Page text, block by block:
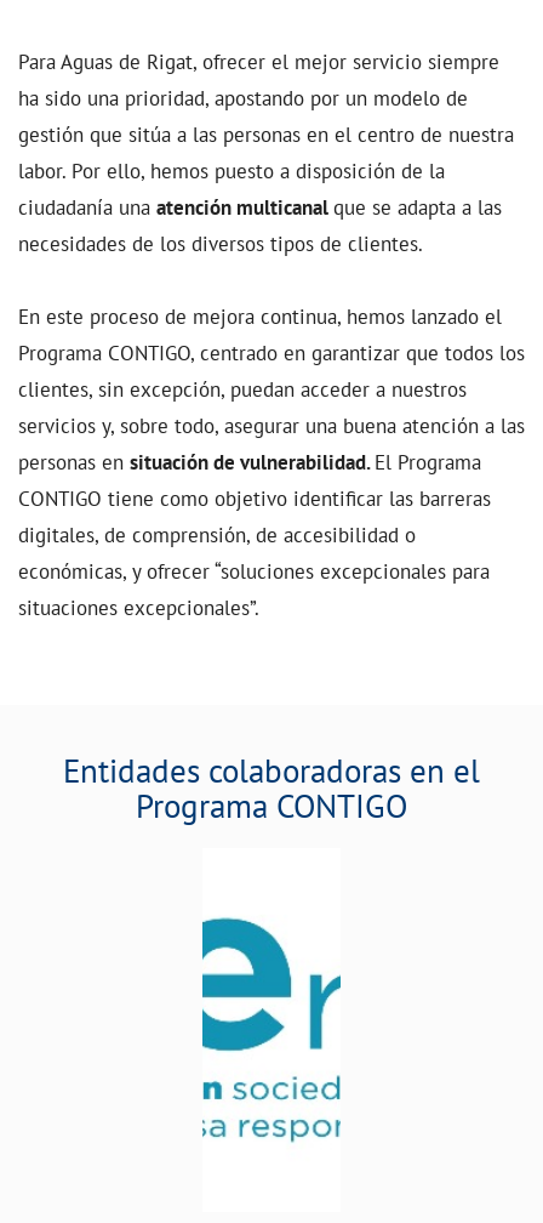
Para Aguas de Rigat, ofrecer el mejor servicio siempre
ha sido una prioridad, apostando por un modelo de
gestión que sitúa a las personas en el centro de nuestra
labor. Por ello, hemos puesto a disposición de la
ciudadanía una atención multicanalque se adapta a las
necesidades de los diversos tipos de clientes.
En este proceso de mejora continua, hemos lanzado el
Programa CONTIGO, centrado en garantizar que todos los
clientes, sin excepción, puedan acceder a nuestros
servicios y, sobre todo, asegurar una buena atención a las
personas en situación de vulnerabilidad.El Programa
CONTIGO tiene como objetivo identificar las barreras
digitales, de comprensión, de accesibilidad o
económicas, y ofrecer “soluciones excepcionales para
situaciones excepcionales”.
Entidades colaboradoras en el
Programa CONTIGO